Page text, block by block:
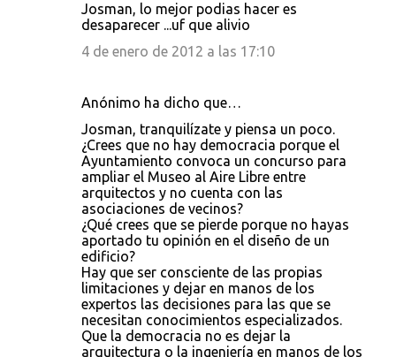
Josman, lo mejor podias hacer es
desaparecer ...uf que alivio
4 de enero de 2012 a las 17:10
Anónimo ha dicho que…
Josman, tranquilízate y piensa un poco.
¿Crees que no hay democracia porque el
Ayuntamiento convoca un concurso para
ampliar el Museo al Aire Libre entre
arquitectos y no cuenta con las
asociaciones de vecinos?
¿Qué crees que se pierde porque no hayas
aportado tu opinión en el diseño de un
edificio?
Hay que ser consciente de las propias
limitaciones y dejar en manos de los
expertos las decisiones para las que se
necesitan conocimientos especializados.
Que la democracia no es dejar la
arquitectura o la ingeniería en manos de los